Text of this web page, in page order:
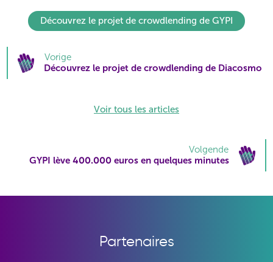
Découvrez le projet de crowdlending de GYPI
Vorige
Découvrez le projet de crowdlending de Diacosmo
Voir tous les articles
Volgende
GYPI lève 400.000 euros en quelques minutes
Partenaires